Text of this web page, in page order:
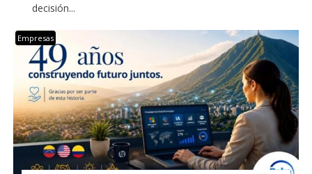
decisión...
Empresas